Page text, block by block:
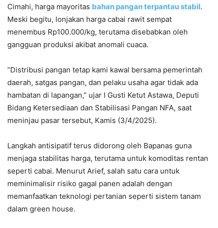
Cimahi, harga mayoritas bahan pangan terpantau stabil.
Meski begitu, lonjakan harga cabai rawit sempat
menembus Rp100.000/kg, terutama disebabkan oleh
gangguan produksi akibat anomali cuaca.
“Distribusi pangan tetap kami kawal bersama pemerintah
daerah, satgas pangan, dan pelaku usaha agar tidak ada
hambatan di lapangan,” ujar I Gusti Ketut Astawa, Deputi
Bidang Ketersediaan dan Stabilisasi Pangan NFA, saat
meninjau pasar tersebut, Kamis (3/4/2025).
Langkah antisipatif terus didorong oleh Bapanas guna
menjaga stabilitas harga, terutama untuk komoditas rentan
seperti cabai. Menurut Arief, salah satu cara untuk
meminimalisir risiko gagal panen adalah dengan
memanfaatkan teknologi pertanian seperti sistem tanam
dalam green house.